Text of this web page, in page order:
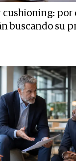
cushioning: por
buscando su